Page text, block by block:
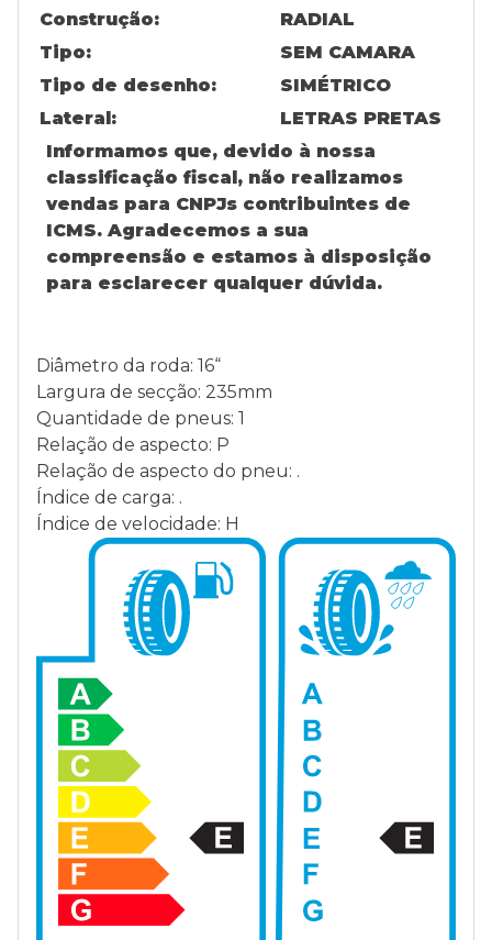
Construção:
RADIAL
Tipo:
SEM CAMARA
Tipo de desenho:
SIMÉTRICO
Lateral:
LETRAS PRETAS
Informamos que, devido à nossa
classificação fiscal, não realizamos
vendas para CNPJs contribuintes de
ICMS. Agradecemos a sua
compreensão e estamos à disposição
para esclarecer qualquer dúvida.
Diâmetro da roda: 16“
Largura de secção: 235mm
Quantidade de pneus: 1
Relação de aspecto: P
Relação de aspecto do pneu: .
Índice de carga: .
Índice de velocidade: H